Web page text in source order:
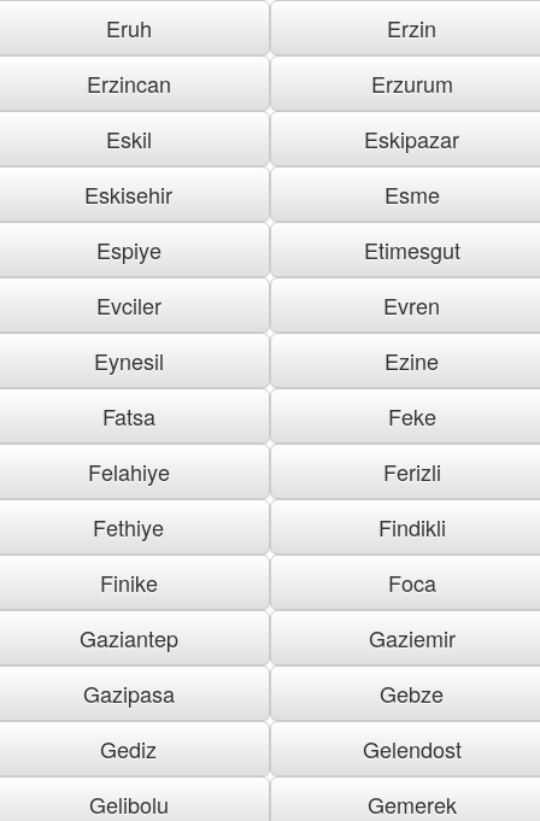
Eruh
Erzin
Erzincan
Erzurum
Eskil
Eskipazar
Eskisehir
Esme
Espiye
Etimesgut
Evciler
Evren
Eynesil
Ezine
Fatsa
Feke
Felahiye
Ferizli
Fethiye
Findikli
Finike
Foca
Gaziantep
Gaziemir
Gazipasa
Gebze
Gediz
Gelendost
Gelibolu
Gemerek